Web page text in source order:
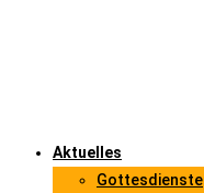
Aktuelles
Gottesdienste